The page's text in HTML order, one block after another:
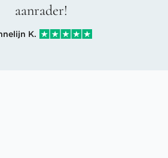
aanrader!
K.